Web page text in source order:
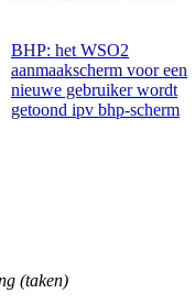
BHP: het WSO2
aanmaakscherm voor een
nieuwe gebruiker wordt
getoond ipv bhp-scherm
(taken)